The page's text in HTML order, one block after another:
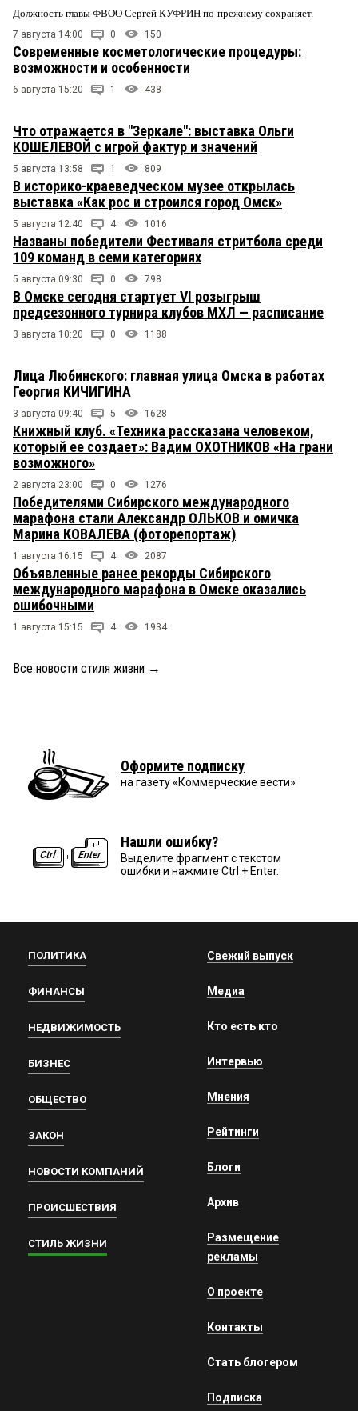
Должность главы ФВОО Сергей КУФРИН по-прежнему сохраняет.
7 августа 14:00 0 150
Современные косметологические процедуры:
возможности и особенности
6 августа 15:20 1 438
Что отражается в "Зеркале": выставка Ольги
КОШЕЛЕВОЙ с игрой фактур и значений
5 августа 13:58 1 809
В историко-краеведческом музее открылась
выставка «Как рос и строился город Омск»
5 августа 12:40 4 1016
Названы победители Фестиваля стритбола среди
109 команд в семи категориях
5 августа 09:30 0 798
В Омске сегодня стартует VI розыгрыш
предсезонного турнира клубов МХЛ — расписание
3 августа 10:20 0 1188
Лица Любинского: главная улица Омска в работах
Георгия КИЧИГИНА
3 августа 09:40 5 1628
Книжный клуб. «Техника рассказана человеком,
который ее создает»: Вадим ОХОТНИКОВ «На грани
возможного»
2 августа 23:00 0 1276
Победителями Сибирского международного
марафона стали Александр ОЛЬКОВ и омичка
Марина КОВАЛЕВА (фоторепортаж)
1 августа 16:15 4 2087
Объявленные ранее рекорды Сибирского
международного марафона в Омске оказались
ошибочными
1 августа 15:15 4 1934
Все новости стиля жизни →
Оформите подписку
на газету «Коммерческие вести»
Нашли ошибку?
Выделите фрагмент с текстом
ошибки и нажмите Ctrl + Enter.
ПОЛИТИКА
ФИНАНСЫ
НЕДВИЖИМОСТЬ
БИЗНЕС
ОБЩЕСТВО
ЗАКОН
НОВОСТИ КОМПАНИЙ
ПРОИСШЕСТВИЯ
СТИЛЬ ЖИЗНИ
Свежий выпуск
Медиа
Кто есть кто
Интервью
Мнения
Рейтинги
Блоги
Архив
Размещение
рекламы
О проекте
Контакты
Стать блогером
Подписка